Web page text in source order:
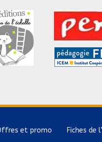
et promo Fiches de